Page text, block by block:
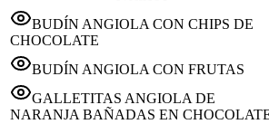
BUDÍN ANGIOLA CON CHIPS DE
CHOCOLATE
BUDÍN ANGIOLA CON FRUTAS
GALLETITAS ANGIOLA DE
NARANJA BAÑADAS EN